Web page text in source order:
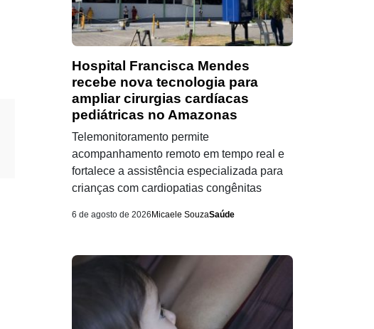
Hospital Francisca Mendes
recebe nova tecnologia para
ampliar cirurgias cardíacas
pediátricas no Amazonas
Telemonitoramento permite
acompanhamento remoto em tempo real e
fortalece a assistência especializada para
crianças com cardiopatias congênitas
6 de agosto de 2026 Micaele SouzaSaúde